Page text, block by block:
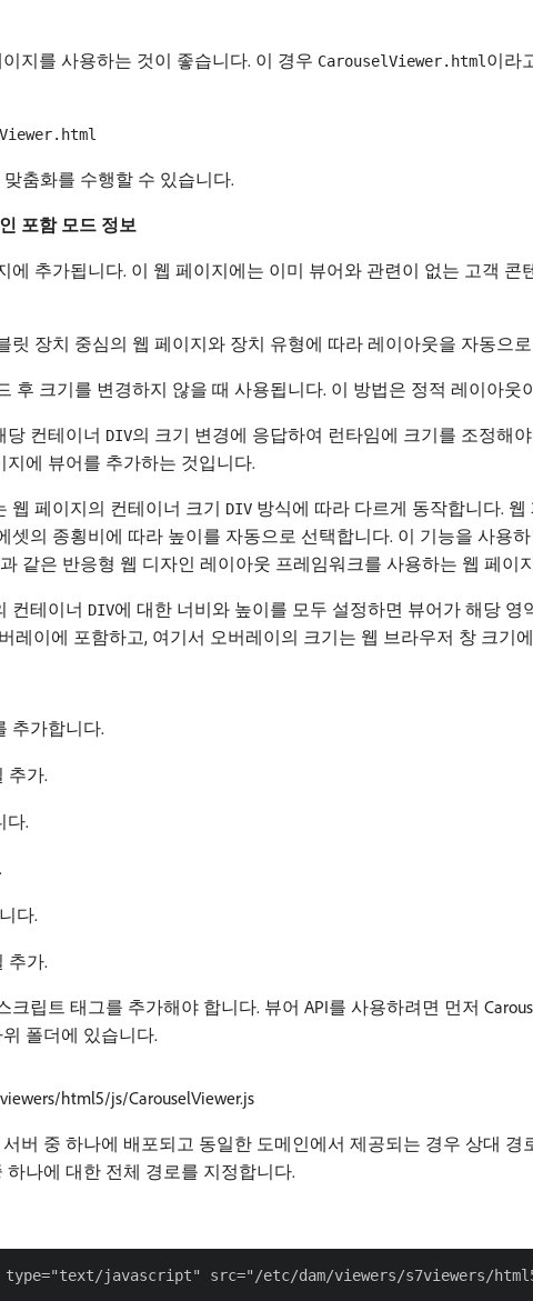
지를 사용하는 것이 좋습니다. 이 경우 CarouselViewer.html 이라
춤화를 수행할 수 있습니다.
포함 모드 정보
에 추가됩니다. 이 웹 페이지에는 이미 뷰어와 관련이 없는 고객
릿 장치 중심의 웹 페이지와 장치 유형에 따라 레이아웃을 자동으
후 크기를 변경하지 않을 때 사용됩니다. 이 방법은 정적 레이아웃
당 컨테이너 DIV의 크기 변경에 응답하여 런타임에 크기를 조정해
에 뷰어를 추가하는 것입니다.
웹 페이지의 컨테이너 크기 DIV 방식에 따라 다르게 동작합니다. 웹
셋의 종횡비에 따라 높이를 자동으로 선택합니다. 이 기능을 사용
같은 반응형 웹 디자인 레이아웃 프레임워크를 사용하는 웹 페이
컨테이너 DIV에 대한 너비와 높이를 모두 설정하면 뷰어가 해당
레이에 포함하고, 여기서 오버레이의 크기는 웹 브라우저 창 크기
추가합니다.
추가.
다.
다.
추가.
립트 태그를 추가해야 합니다. 뷰어 API를 사용하려면 먼저
폴더에 있습니다.
html5/js/CarouselViewer.js
서버 중 하나에 배포되고 동일한 도메인에서 제공되는 경우 상대
하나에 대한 전체 경로를 지정합니다.